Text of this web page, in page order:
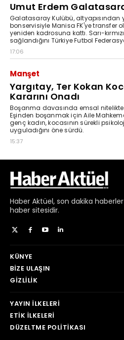
Haber Aktüel, son dakika haberler
haber sitesidir.
KÜNYE
BIZE ULAŞIN
GIZLILIK
YAYIN İLKELERI
ETIK İLKELERI
DÜZELTME POLITIKASI